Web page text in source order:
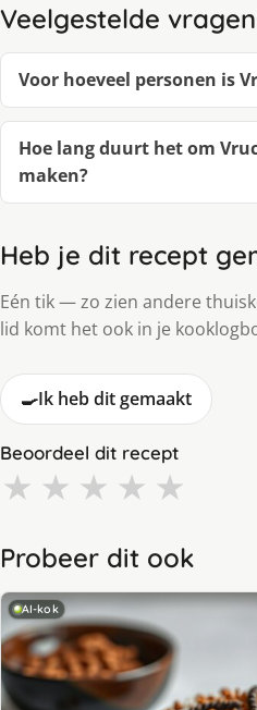
Veelgestelde vragen
Voor hoeveel personen is
Hoe lang duurt het om
maken?
Heb je dit recept
Eén tik — zo zien andere
lid komt het ook in je
🍳Ik heb dit gemaakt
Beoordeel dit recept
★ ★ ★ ★ ★
Probeer dit ook
AI-kok